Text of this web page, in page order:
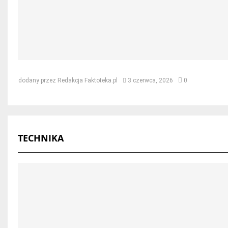
dodany przez Redakcja Faktoteka.pl 3 czerwca, 2026 0
TECHNIKA